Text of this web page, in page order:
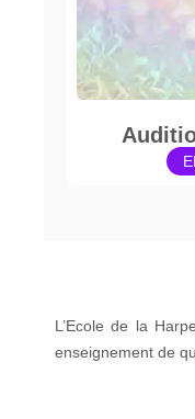
L’Ecole de la
enseignement de